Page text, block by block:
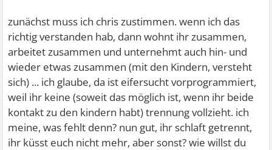
zunächst muss ich chris zustimmen. wenn ich das
richtig verstanden hab, dann wohnt ihr zusammen,
arbeitet zusammen und unternehmt auch hin- und
wieder etwas zusammen (mit den Kindern, versteht
sich) ... ich glaube, da ist eifersucht vorprogrammiert,
weil ihr keine (soweit das möglich ist, wenn ihr beide
kontakt zu den kindern habt) trennung vollzieht. ich
meine, was fehlt denn? nun gut, ihr schlaft getrennt,
ihr küsst euch nicht mehr, aber sonst? wie willst du